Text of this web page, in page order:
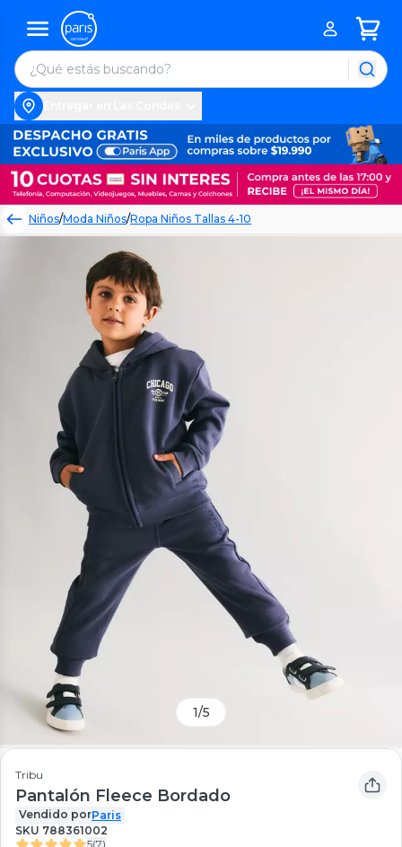
Niños/Moda Niños/Ropa Niños Tallas 4-10
1/5
Tribu
Pantalón Fleece Bordado
Vendido porParis
SKU 788361002
5(7)